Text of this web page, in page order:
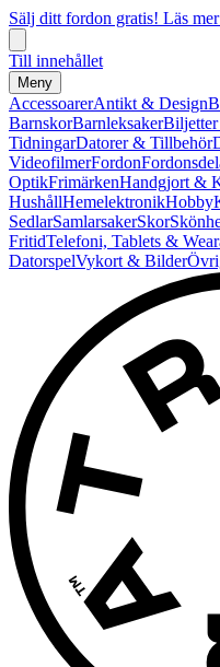
Sälj ditt fordon gratis! Läs
Till innehållet
Meny
AccessoarerAntikt & Design
BarnskorBarnleksaker
TidningarDatorer & Tillbehör
VideofilmerFordon
OptikFrimärkenHandgjort &
HushållHemelektronikHobby
SedlarSamlarsakerSkor
FritidTelefoni, Tablets &
DatorspelVykort & Bilder